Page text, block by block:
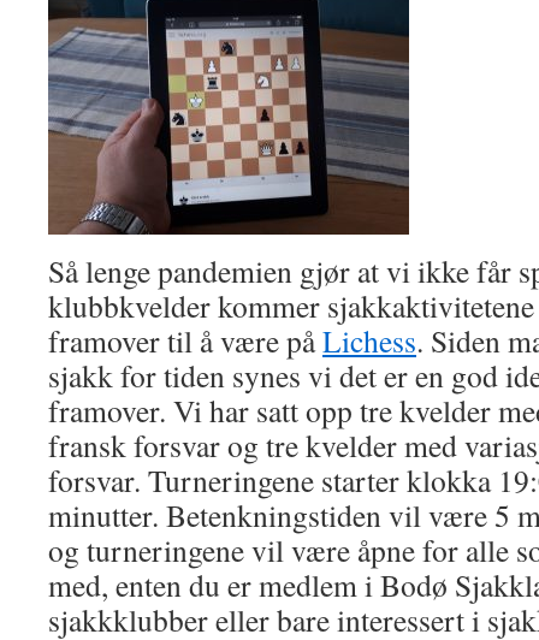
Så lenge pandemien gjør at vi ikke får
klubbkvelder kommer sjakkaktivitetene
framover til å være påLichess. Siden
sjakk for tiden synes vi det er en god
framover. Vi har satt opp tre kvelder
fransk forsvar og tre kvelder med
forsvar. Turneringene starter klokka
minutter. Betenkningstiden vil være 5
og turneringene vil være åpne for alle
med, enten du er medlem i Bodø
sjakkklubber eller bare interessert i